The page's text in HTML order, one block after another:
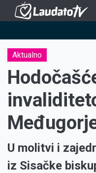
Skoči
sadržaj
Aktualno
U molitvi i
iz Sisačke